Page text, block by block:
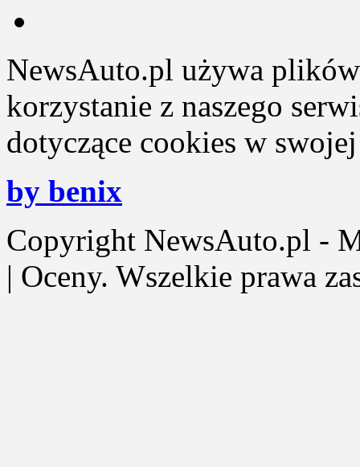
NewsAuto.pl używa
korzystanie z naszego
dotyczące cookies w
by benix
Copyright NewsAuto.pl -
| Oceny. Wszelkie prawa